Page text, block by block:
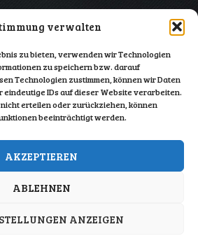
verwalten
zu bieten, verwenden wir Technologien
zu speichern bzw. darauf
Technologien zustimmen, können wir Daten
IDs auf dieser Website verarbeiten.
nicht erteilen oder zurückziehen, können
beeinträchtigt werden.
AKZEPTIEREN
ABLEHNEN
ANZEIGEN
Datenschutz
by WordPress
© Radiostation Voyager